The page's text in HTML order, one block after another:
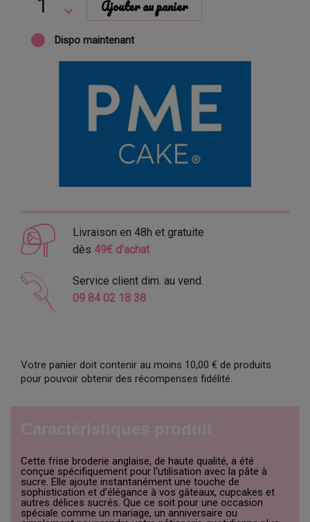
Ajouter au panier
Dispo maintenant
Livraison en 48h et gratuite
dès 49€ d'achat
Service client dim. au vend.
09 84 02 18 38
Votre panier doit contenir au moins 10,00 € de produits
pour pouvoir obtenir des récompenses fidélité.
Cette frise broderie anglaise, de haute qualité, a été
conçue spécifiquement pour l'utilisation avec la pâte à
sucre. Elle ajoute instantanément une touche de
sophistication et d'élégance à vos gâteaux, cupcakes et
autres délices sucrés. Que ce soit pour une occasion
spéciale comme un mariage, un anniversaire ou